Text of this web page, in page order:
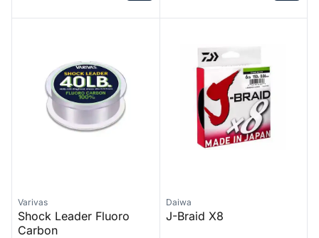
Varivas
Shock Leader Fluoro
Carbon
Daiwa
J-Braid X8